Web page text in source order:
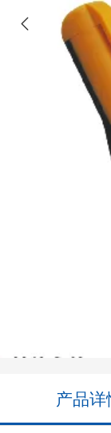
产品详